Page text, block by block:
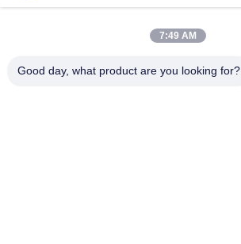
住所
7:49 AM
Good day, what product are you looking for?